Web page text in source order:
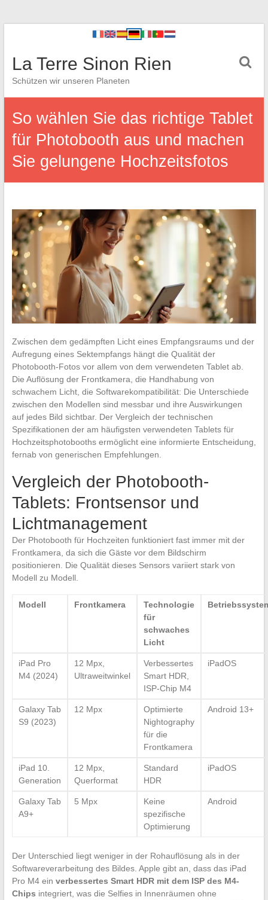
La Terre Sinon Rien
Schützen wir unseren Planeten
So wählen Sie das richtige Tablet
für Photobooth aus und machen
Sie gelungene Hochzeitsfotos
Zwischen dem gedämpften Licht eines Empfangsraums und der
Aufregung eines Sektempfangs hängt die Qualität der
Photobooth-Fotos vor allem von dem verwendeten Tablet ab.
Die Auflösung der Frontkamera, die Handhabung von
schwachem Licht, die Softwarekompatibilität: Die Unterschiede
zwischen den Modellen sind messbar und ihre Auswirkungen
auf jedes Bild sichtbar. Der Vergleich der technischen
Spezifikationen der am häufigsten verwendeten Tablets für
Hochzeitsphotobooths ermöglicht eine informierte Entscheidung,
fernab von generischen Empfehlungen.
Vergleich der Photobooth-
Tablets: Frontsensor und
Lichtmanagement
Der Photobooth für Hochzeiten funktioniert fast immer mit der
Frontkamera, da sich die Gäste vor dem Bildschirm
positionieren. Die Qualität dieses Sensors variiert stark von
Modell zu Modell.
Modell Frontkamera
Technologie
für
schwaches
Licht
iPad Pro
M4 (2024)
12 Mpx,
Ultraweitwinkel
Verbessertes
Smart HDR,
ISP-Chip M4
iPadOS
Galaxy Tab
S9 (2023)
12 Mpx
Optimierte
Nightography
für die
Frontkamera
Android 13+
iPad 10.
Generation
12 Mpx,
Querformat
Standard
HDR
iPadOS
Galaxy Tab
A9+
5 Mpx
Keine
spezifische
Optimierung
Android
Der Unterschied liegt weniger in der Rohauflösung als in der
Softwareverarbeitung des Bildes. Apple gibt an, dass das iPad
Pro M4 ein verbessertes Smart HDR mit dem ISP des M4-
Chips integriert, was die Selfies in Innenräumen ohne